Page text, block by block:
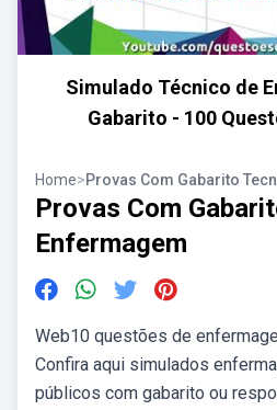
Simulado Técnico de
Gabarito - 100
Home>Provas Com Gabarito
Provas Com
Enfermagem
Web10 questões de
Confira aqui simulados
públicos com gabarito ou